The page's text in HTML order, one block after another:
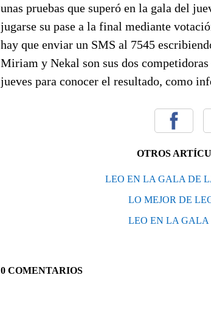
unas pruebas que superó en la gala del
jugarse su pase a la final mediante
hay que enviar un SMS al 7545
Miriam y Nekal son sus dos
jueves para conocer el resultado, como
OTROS
LEO EN LA GALA DE
LO MEJOR DE
LEO EN LA GALA
0 COMENTARIOS